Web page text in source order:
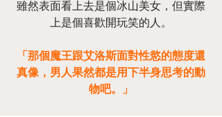
雖然表面看上去是個冰山美女，但實際
上是個喜歡開玩笑的人。
「那個魔王跟艾洛斯面對性慾的態度還
真像，男人果然都是用下半身思考的動
物吧。」